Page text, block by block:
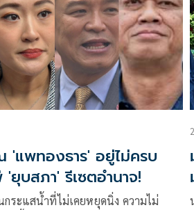
พทองธาร' อยู่ไม่ครบ
ยุบสภา' รีเซตอำนาจ!
กระแสน้ำที่ไม่เคยหยุดนิ่ง ความไม่